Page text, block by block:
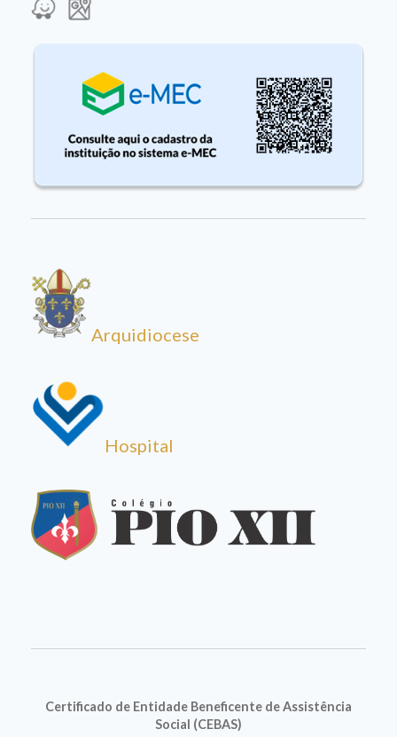
Arquidiocese
Hospital
Certificado de Entidade Beneficente de Assistência
Social (CEBAS)